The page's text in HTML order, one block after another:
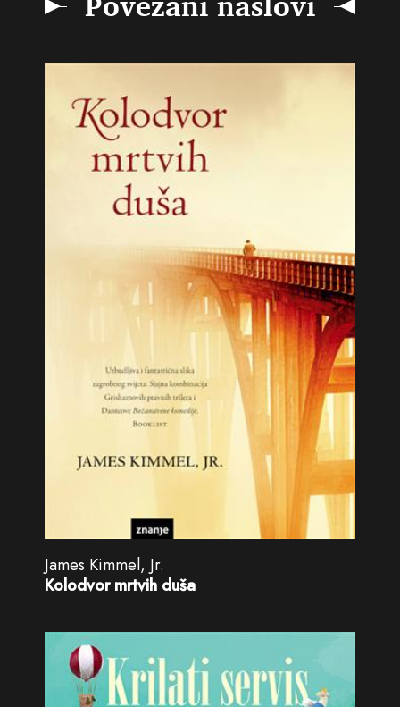
James Kimmel, Jr.
Kolodvor mrtvih duša